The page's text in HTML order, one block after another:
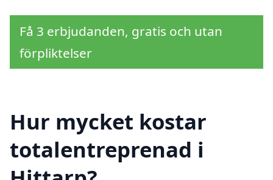
Få 3 erbjudanden, gratis och utan
förpliktelser
Hur mycket kostar
totalentreprenad i